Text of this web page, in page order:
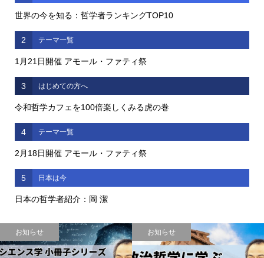
世界の今を知る：哲学者ランキングTOP10
2 テーマ一覧
1月21日開催 アモール・ファティ祭
3 はじめての方へ
令和哲学カフェを100倍楽しくみる虎の巻
4 テーマ一覧
2月18日開催 アモール・ファティ祭
5 日本は今
日本の哲学者紹介：岡 潔
お知らせ お知らせ